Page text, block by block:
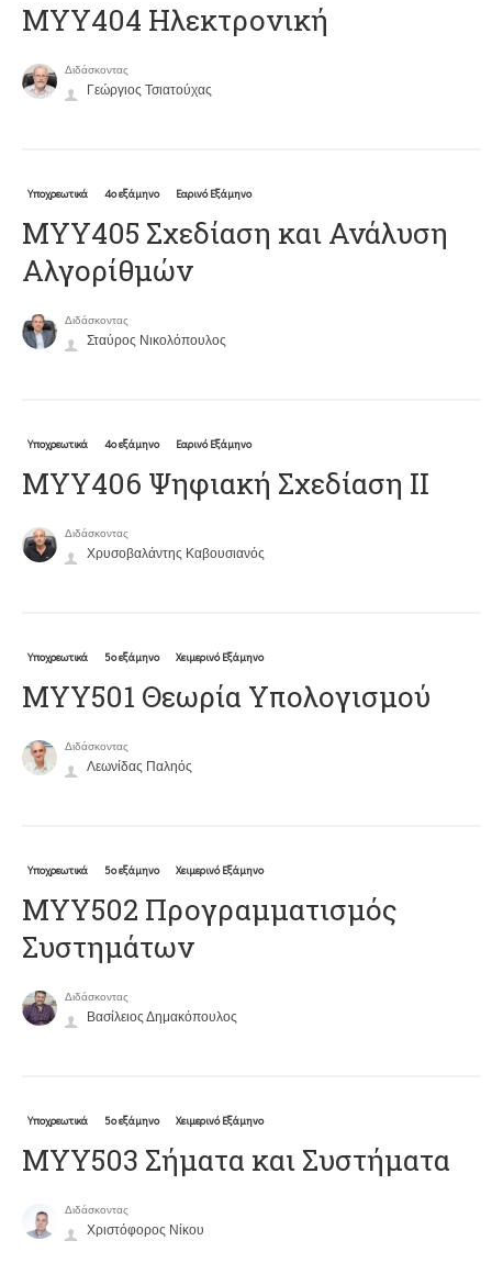
ΜΥΥ404 Ηλεκτρονική
Διδάσκοντας
Γεώργιος Τσιατούχας
Υποχρεωτικά 4ο εξάμηνο Εαρινό Εξάμηνο
ΜΥΥ405 Σχεδίαση και Ανάλυση
Αλγορίθμών
Διδάσκοντας
Σταύρος Νικολόπουλος
Υποχρεωτικά 4ο εξάμηνο Εαρινό Εξάμηνο
ΜΥΥ406 Ψηφιακή Σχεδίαση ΙΙ
Διδάσκοντας
Χρυσοβαλάντης Καβουσιανός
Υποχρεωτικά 5ο εξάμηνο Χειμερινό Εξάμηνο
ΜΥΥ501 Θεωρία Υπολογισμού
Διδάσκοντας
Λεωνίδας Παληός
Υποχρεωτικά 5ο εξάμηνο Χειμερινό Εξάμηνο
ΜΥΥ502 Προγραμματισμός
Συστημάτων
Διδάσκοντας
Βασίλειος Δημακόπουλος
Υποχρεωτικά 5ο εξάμηνο Χειμερινό Εξάμηνο
ΜΥΥ503 Σήματα και Συστήματα
Διδάσκοντας
Χριστόφορος Νίκου